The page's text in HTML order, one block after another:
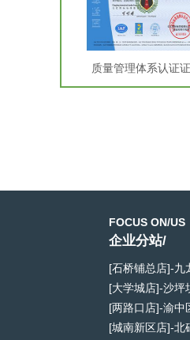
质量管理体系认证
FOCUS ON/US
企业分站/
[石桥铺总店]-九
[大学城店]-沙坪
[两路口店]-渝中
[城南新区店]-北